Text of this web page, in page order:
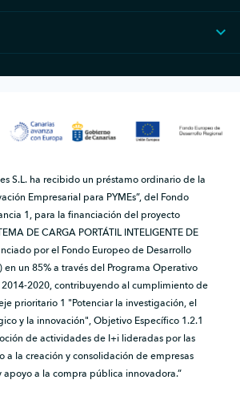
S.L. ha recibido un préstamo ordinario de la
Empresarial para PYMEs”, del Fondo
1, para la financiación del proyecto
DE CARGA PORTÁTIL INTELIGENTE DE
por el Fondo Europeo de Desarrollo
en un 85% a través del Programa Operativo
2014-2020, contribuyendo al cumplimiento de
prioritario 1 "Potenciar la investigación, el
y la innovación", Objetivo Específico 1.2.1
de actividades de I+i lideradas por las
a la creación y consolidación de empresas
apoyo a la compra pública innovadora.”